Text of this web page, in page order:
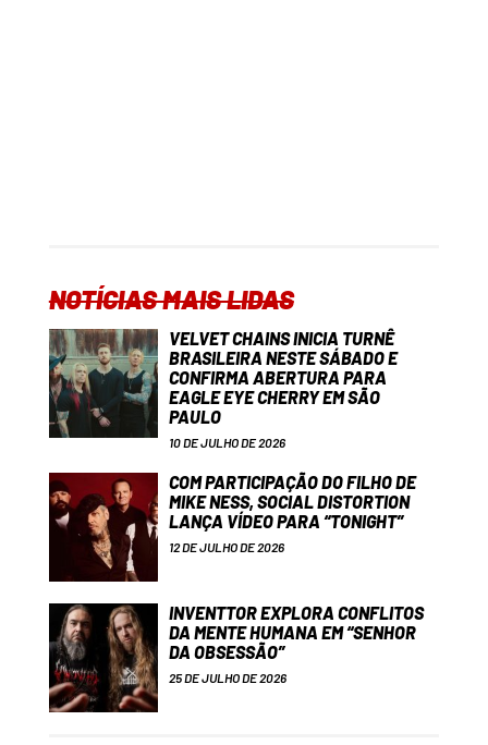
NOTÍCIAS MAIS LIDAS
VELVET CHAINS INICIA TURNÊ
BRASILEIRA NESTE SÁBADO E
CONFIRMA ABERTURA PARA
EAGLE EYE CHERRY EM SÃO
PAULO
10 DE JULHO DE 2026
COM PARTICIPAÇÃO DO FILHO DE
MIKE NESS, SOCIAL DISTORTION
LANÇA VÍDEO PARA “TONIGHT”
12 DE JULHO DE 2026
INVENTTOR EXPLORA CONFLITOS
DA MENTE HUMANA EM “SENHOR
DA OBSESSÃO”
25 DE JULHO DE 2026